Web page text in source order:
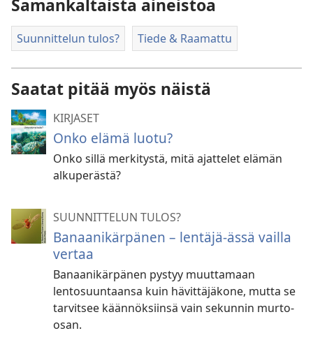
Samankaltaista aineistoa
Suunnittelun tulos? Tiede & Raamattu
Saatat pitää myös näistä
KIRJASET
Onko elämä luotu?
Onko sillä merkitystä, mitä ajattelet elämän
alkuperästä?
SUUNNITTELUN TULOS?
Banaanikärpänen – lentäjä-ässä vailla
vertaa
Banaanikärpänen pystyy muuttamaan
lentosuuntaansa kuin hävittäjäkone, mutta se
tarvitsee käännöksiinsä vain sekunnin murto-
osan.